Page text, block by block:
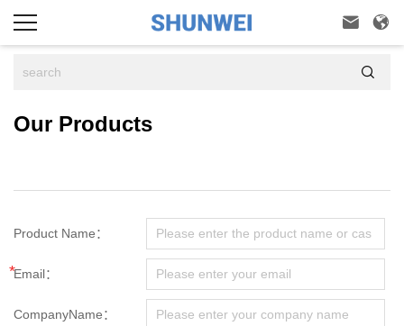
 

Our Products
Product Name：
*Email：
CompanyName：